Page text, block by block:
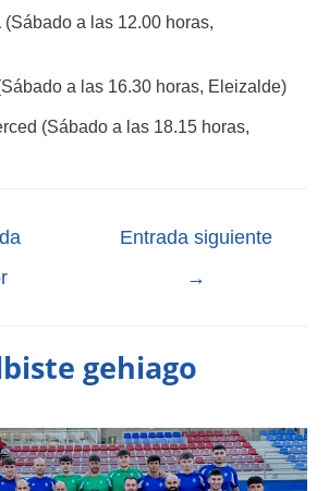
(Sábado a las 12.00 horas,
a las 16.30 horas, Eleizalde)
(Sábado a las 18.15 horas,
Entrada siguiente
→
gehiago